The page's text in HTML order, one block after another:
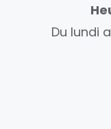
Du lundi